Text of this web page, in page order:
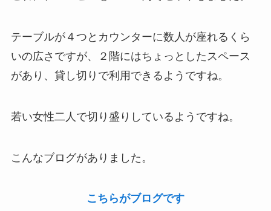
テーブルが４つとカウンターに数人が座れるくら
いの広さですが、２階にはちょっとしたスペース
があり、貸し切りで利用できるようですね。
若い女性二人で切り盛りしているようですね。
こんなブログがありました。
こちらがブログです